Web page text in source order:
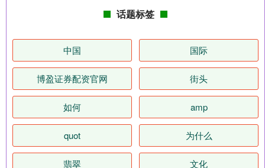
话题标签
中国 国际
博盈证券配资官网 街头
如何 amp
quot 为什么
翡翠 文化